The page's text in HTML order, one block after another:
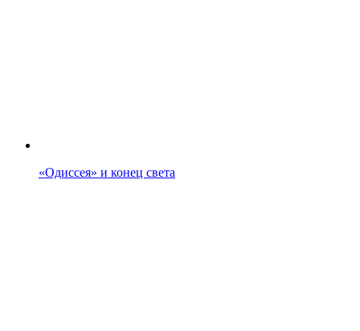
«Одиссея» и конец света